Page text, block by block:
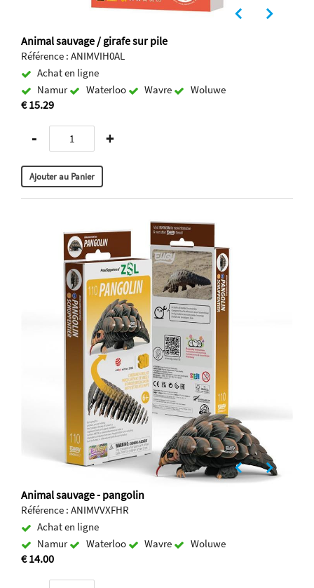
Animal sauvage / girafe sur pile
Référence : ANIMVIH0AL
Achat en ligne
Namur
Waterloo Wavre Woluwe
€ 15.29
- +
Animal sauvage - pangolin
Référence : ANIMVVXFHR
Achat en ligne
Namur
Waterloo Wavre Woluwe
€ 14.00